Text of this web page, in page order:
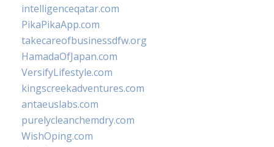
intelligenceqatar.com
PikaPikaApp.com
takecareofbusinessdfw.org
HamadaOfJapan.com
VersifyLifestyle.com
kingscreekadventures.com
antaeuslabs.com
purelycleanchemdry.com
WishOping.com